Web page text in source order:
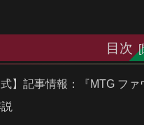
目次
式】記事情報：『MTG フ